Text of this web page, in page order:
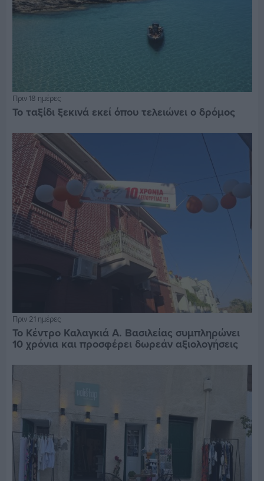
Πριν 18 ημέρες
Το ταξίδι ξεκινά εκεί όπου τελειώνει ο δρόμος
Πριν 21 ημέρες
Το Κέντρο Καλαγκιά Α. Βασιλείας συμπληρώνει
10 χρόνια και προσφέρει δωρεάν αξιολογήσεις